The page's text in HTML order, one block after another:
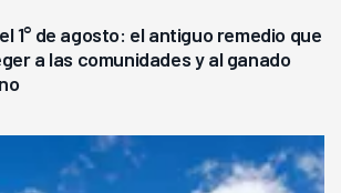
1° de agosto: el antiguo remedio que
a las comunidades y al ganado